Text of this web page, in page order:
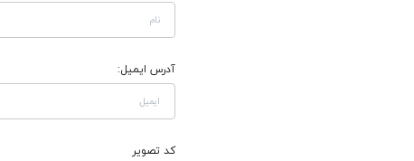
آدرس ایمیل:
کد تصویر